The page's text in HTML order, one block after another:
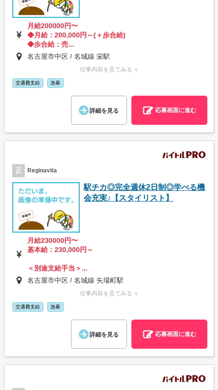
月給200000円〜
◆月給：200,000円～(＋歩合給)
◆歩合給：売...
名古屋市中区 / 名城線 栄駅
仕事内容を見てみる ∨
交通費支給 急募
詳細を見る 応募画面に進む
正 Reginavita
駅チカ◎完全週休2日制◎学べる機
会充実♪【スタイリスト】
月給230000円〜
基本給：230,000円～
＜別途支給手当＞...
名古屋市中区 / 名城線 矢場町駅
仕事内容を見てみる ∨
交通費支給 急募
詳細を見る 応募画面に進む